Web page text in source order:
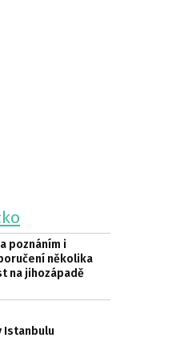
poznáním i
několika
na jihozápadě
Istanbulu